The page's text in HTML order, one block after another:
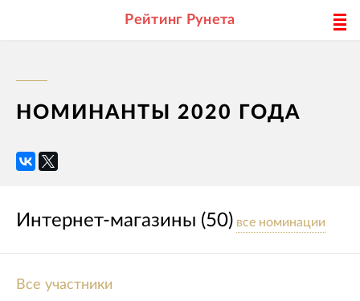
Рейтинг Рунета
НОМИНАНТЫ 2020 ГОДА
Интернет-магазины (50) все номинации
Все участники